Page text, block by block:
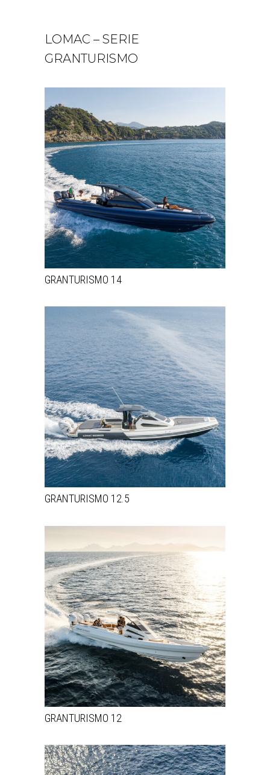
LOMAC – SERIE
GRANTURISMO
GRANTURISMO 14
GRANTURISMO 12.5
GRANTURISMO 12